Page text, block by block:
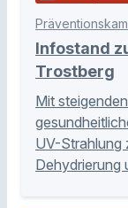
Infostand
Trostberg
Mit
UV-Strahlung
Dehydrierung